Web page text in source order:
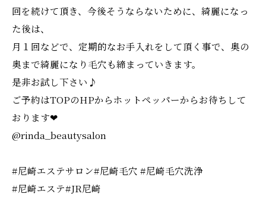
回を続けて頂き、今後そうならないために、綺麗になっ
た後は、
月１回などで、定期的なお手入れをして頂く事で、奥の
奥まで綺麗になり毛穴も締まっていきます。
是非お試し下さい♪
ご予約はTOPのHPからホットペッパーからお待ちして
おります❤︎
@rinda_beautysalon
#尼崎エステサロン#尼崎毛穴 #尼崎毛穴洗浄
#尼崎エステ#JR尼崎